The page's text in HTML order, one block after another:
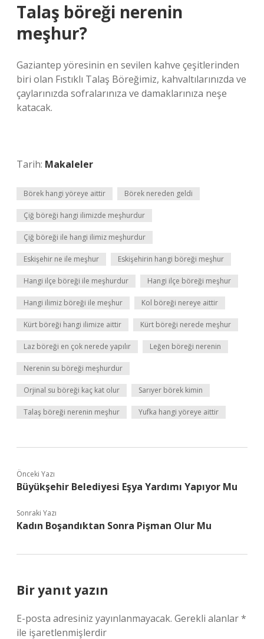
Talaş böreği nerenin
meşhur?
Gaziantep yöresinin en sevilen kahve çeşitlerinden
biri olan Fıstıklı Talaş Böreğimiz, kahvaltılarınızda ve
çaylarınızda sofralarınıza ve damaklarınıza neşe
katacak.
Tarih: Makaleler
Börek hangi yöreye aittir Börek nereden geldi
Çiğ böreği hangi ilimizde meşhurdur
Çiğ böreği ile hangi ilimiz meşhurdur
Eskişehir ne ile meşhur Eskişehirin hangi böreği meşhur
Hangi ilçe böreği ile meşhurdur Hangi ilçe böreği meşhur
Hangi ilimiz böreği ile meşhur Kol böreği nereye aittir
Kürt böreği hangi ilimize aittir Kürt böreği nerede meşhur
Laz böreği en çok nerede yapılır Leğen böreği nerenin
Nerenin su böreği meşhurdur
Orjinal su böreği kaç kat olur Sarıyer börek kimin
Talaş böreği nerenin meşhur Yufka hangi yöreye aittir
Önceki Yazı
Büyükşehir Belediyesi Eşya Yardımı Yapıyor Mu
Sonraki Yazı
Kadın Boşandıktan Sonra Pişman Olur Mu
Bir yanıt yazın
E-posta adresiniz yayınlanmayacak. Gerekli alanlar*
ile işaretlenmişlerdir